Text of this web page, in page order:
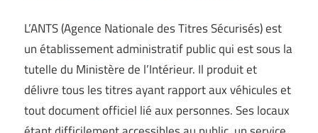
L’ANTS (Agence Nationale des Titres Sécurisés) est
un établissement administratif public qui est sous la
tutelle du Ministère de l’Intérieur. Il produit et
délivre tous les titres ayant rapport aux véhicules et
tout document officiel lié aux personnes. Ses locaux